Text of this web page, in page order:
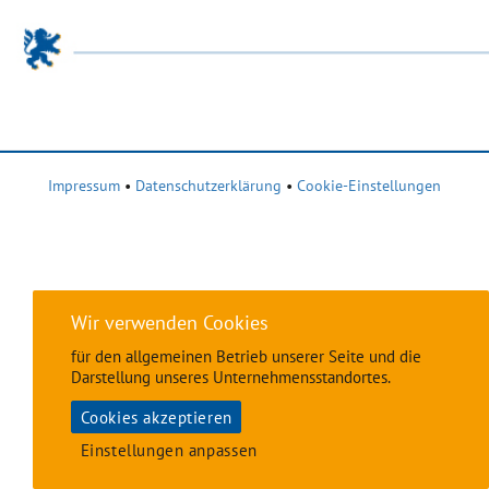
Impressum • Datenschutzerklärung • Cookie-Einstellungen
Wir verwenden Cookies
für den allgemeinen Betrieb unserer Seite und die
Darstellung unseres Unternehmensstandortes.
Cookies akzeptieren
Einstellungen anpassen